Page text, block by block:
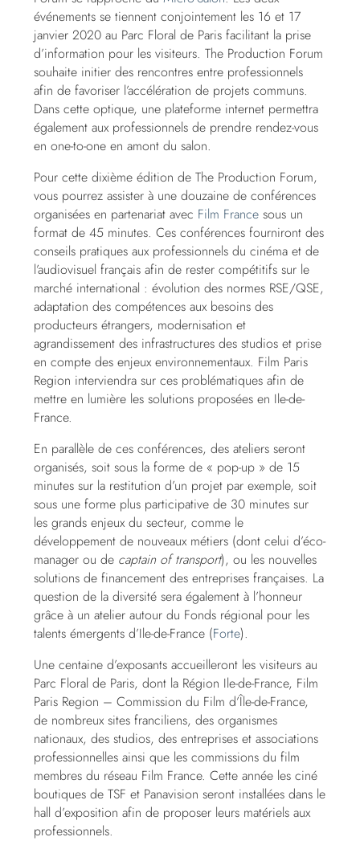
événements se tiennent conjointement les 16 et 17
janvier 2020 au Parc Floral de Paris facilitant la prise
d’information pour les visiteurs. The Production Forum
souhaite initier des rencontres entre professionnels
afin de favoriser l’accélération de projets communs.
Dans cette optique, une plateforme internet permettra
également aux professionnels de prendre rendez-vous
en one-to-one en amont du salon.
Pour cette dixième édition de The Production Forum,
vous pourrez assister à une douzaine de conférences
organisées en partenariat avec Film Francesous un
format de 45 minutes. Ces conférences fourniront des
conseils pratiques aux professionnels du cinéma et de
l’audiovisuel français afin de rester compétitifs sur le
marché international : évolution des normes RSE/QSE,
adaptation des compétences aux besoins des
producteurs étrangers, modernisation et
agrandissement des infrastructures des studios et prise
en compte des enjeux environnementaux. Film Paris
Region interviendra sur ces problématiques afin de
mettre en lumière les solutions proposées en Ile-de-
France.
En parallèle de ces conférences, des ateliers seront
organisés, soit sous la forme de « pop-up » de 15
minutes sur la restitution d’un projet par exemple, soit
sous une forme plus participative de 30 minutes sur
les grands enjeux du secteur, comme le
développement de nouveaux métiers (dont celui d’éco-
manager ou de captain of transport), ou les nouvelles
solutions de financement des entreprises françaises. La
question de la diversité sera également à l’honneur
grâce à un atelier autour du Fonds régional pour les
talents émergents d’Ile-de-France (Forte).
Une centaine d’exposants accueilleront les visiteurs au
Parc Floral de Paris, dont la Région Ile-de-France, Film
Paris Region – Commission du Film d’Île-de-France,
de nombreux sites franciliens, des organismes
nationaux, des studios, des entreprises et associations
professionnelles ainsi que les commissions du film
membres du réseau Film France. Cette année les ciné
boutiques de TSF et Panavision seront installées dans le
hall d’exposition afin de proposer leurs matériels aux
professionnels.